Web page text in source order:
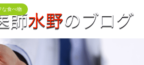
な食べ物